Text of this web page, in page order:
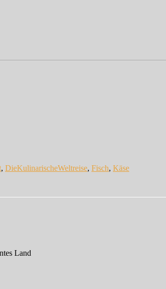
, DieKulinarischeWeltreise, Fisch, Käse
Land